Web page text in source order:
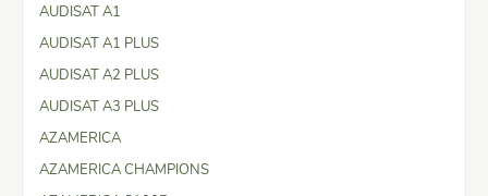
AUDISAT A1
AUDISAT A1 PLUS
AUDISAT A2 PLUS
AUDISAT A3 PLUS
AZAMERICA
AZAMERICA CHAMPIONS